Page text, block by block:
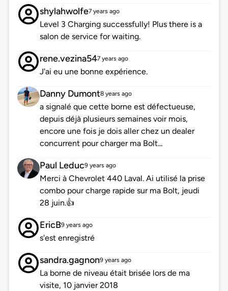
shylahwolfe7 years ago
Level 3 Charging successfully! Plus there is a
salon de service for waiting.
rene.vezina547 years ago
J'ai eu une bonne expérience.
Danny Dumont8 years ago
a signalé que cette borne est défectueuse,
depuis déjà plusieurs semaines voir mois,
encore une fois je dois aller chez un dealer
concurrent pour charger ma Bolt...
Paul Leduc9 years ago
Merci à Chevrolet 440 Laval. Ai utilisé la prise
combo pour charge rapide sur ma Bolt, jeudi
28 juin.👍
EricB9 years ago
s'est enregistré
sandra.gagnon9 years ago
La borne de niveau était brisée lors de ma
visite, 10 janvier 2018